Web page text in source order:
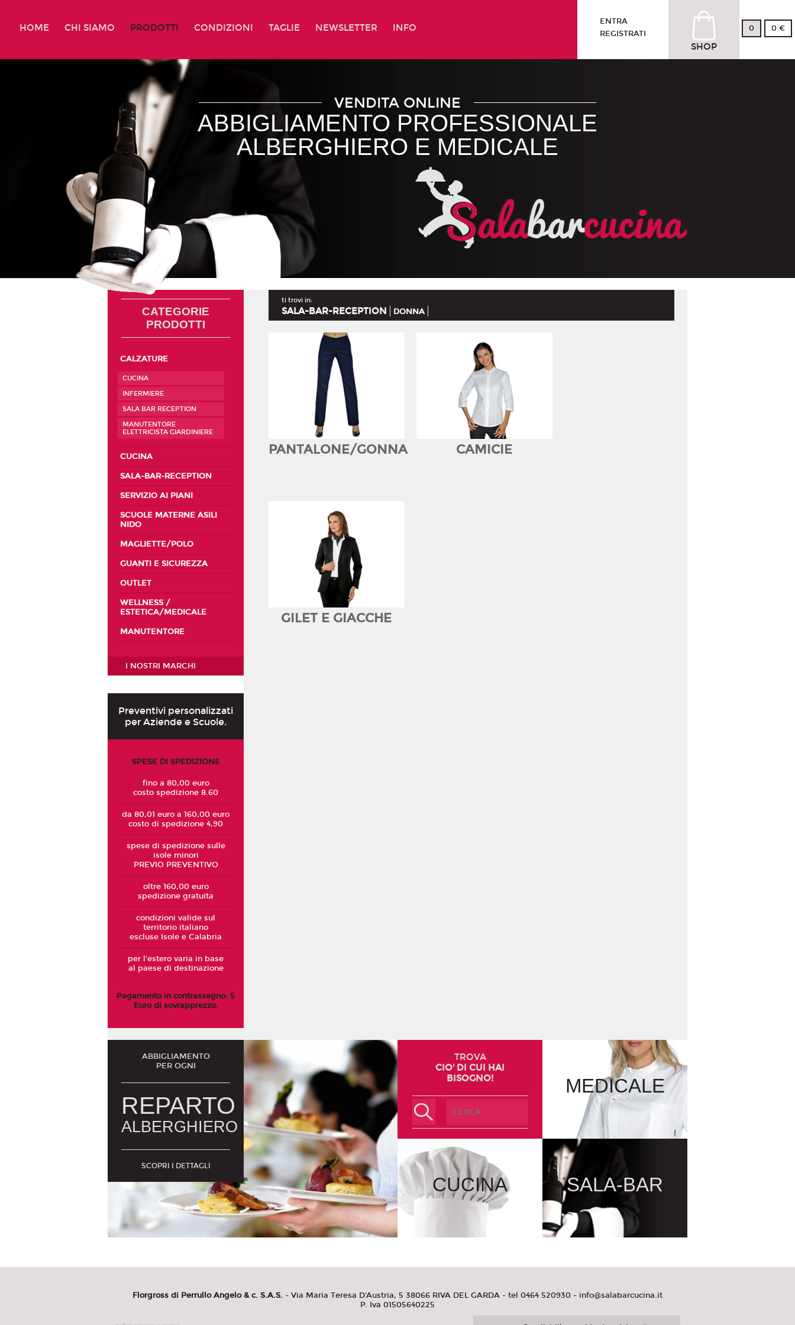
HOME CHI SIAMO PRODOTTI CONDIZIONI TAGLIE NEWSLETTER
INFO
SHOP
0 0 €
ENTRA
REGISTRATI
VENDITA ONLINE
ABBIGLIAMENTO PROFESSIONALE
ALBERGHIERO E MEDICALE
CATEGORIE
PRODOTTI
CALZATURE
CUCINA
INFERMIERE
SALA BAR RECEPTION
MANUTENTORE
ELETTRICISTA GIARDINIERE
CUCINA
SALA-BAR-RECEPTION
SERVIZIO AI PIANI
SCUOLE MATERNE ASILI
NIDO
MAGLIETTE/POLO
GUANTI E SICUREZZA
OUTLET
WELLNESS /
ESTETICA/MEDICALE
MANUTENTORE
I NOSTRI MARCHI
Preventivi personalizzati
per Aziende e Scuole.
SPESE DI SPEDIZIONE
fino a 80,00 euro
costo spedizione 8.60
da 80,01 euro a 160,00 euro
costo di spedizione 4,90
spese di spedizione sulle
isole minori
PREVIO PREVENTIVO
oltre 160,00 euro
spedizione gratuita
condizioni valide sul
territorio italiano
escluse Isole e Calabria
per l'estero varia in base
al paese di destinazione
Pagamento in contrassegno: 5
Euro di sovrapprezzo.
ti trovi in:
SALA-BAR-RECEPTION DONNA
PANTALONE/GONNA CAMICIE
GILET E GIACCHE
ABBIGLIAMENTO
PER OGNI
REPARTO
ALBERGHIERO
SCOPRI I DETTAGLI
TROVA
CIO' DI CUI HAI
BISOGNO!
MEDICALE
CUCINA SALA-BAR
Florgross di Perrullo Angelo & c. S.A.S. - Via Maria Teresa D'Austria, 5 38066 RIVA DEL GARDA - tel 0464 520930 - info@salabarcucina.it
P. Iva 01505640225